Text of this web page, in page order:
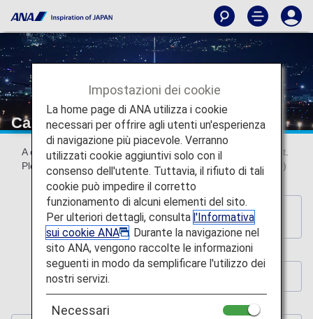
Calendar Wallpaper
A calendar makes the images both beautiful and convenient.
Please choose the best size for your PC. (Updated monthly)
Back to Wallpaper Download Index
Page
Click here for Wallpaper backnumber
Impostazioni dei cookie
La home page di ANA utilizza i cookie
necessari per offrire agli utenti un'esperienza
di navigazione più piacevole. Verranno
utilizzati cookie aggiuntivi solo con il
consenso dell'utente. Tuttavia, il rifiuto di tali
cookie può impedire il corretto
funzionamento di alcuni elementi del sito.
Per ulteriori dettagli, consulta l'Informativa
sui cookie ANA
. Durante la navigazione nel
sito ANA, vengono raccolte le informazioni
seguenti in modo da semplificare l'utilizzo dei
nostri servizi.
Necessari